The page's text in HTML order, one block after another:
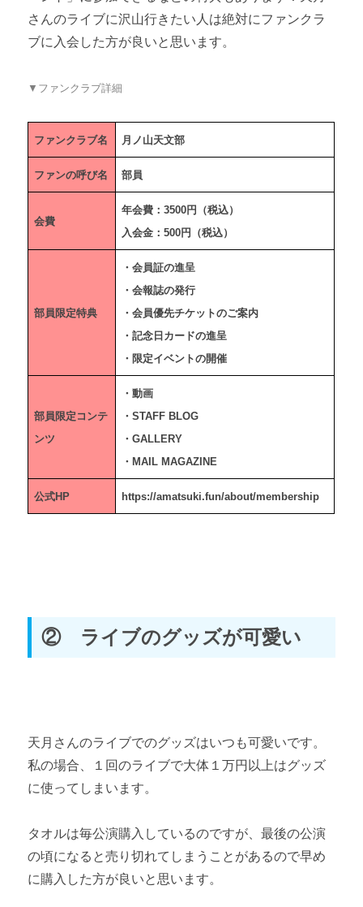
さんのライブに沢山行きたい人は絶対にファンクラ
ブに入会した方が良いと思います。
▼ファンクラブ詳細
ファンクラブ名 月ノ山天文部
ファンの呼び名 部員
会費
年会費：3500円（税込）
入会金：500円（税込）
部員限定特典
・会員証の進呈
・会報誌の発行
・会員優先チケットのご案内
・記念日カードの進呈
・限定イベントの開催
部員限定コンテ
ンツ
・動画
・STAFF BLOG
・GALLERY
・MAIL MAGAZINE
公式HP https://amatsuki.fun/about/membership
② ライブのグッズが可愛い
天月さんのライブでのグッズはいつも可愛いです。
私の場合、１回のライブで大体１万円以上はグッズ
に使ってしまいます。
タオルは毎公演購入しているのですが、最後の公演
の頃になると売り切れてしまうことがあるので早め
に購入した方が良いと思います。